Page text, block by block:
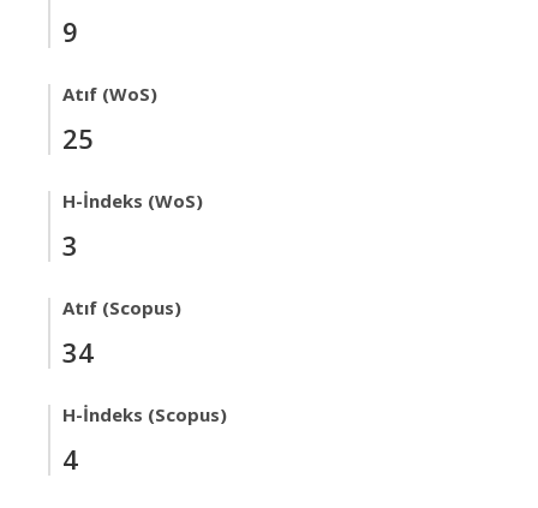
9
Atıf (WoS)
25
H-İndeks (WoS)
3
Atıf (Scopus)
34
H-İndeks (Scopus)
4